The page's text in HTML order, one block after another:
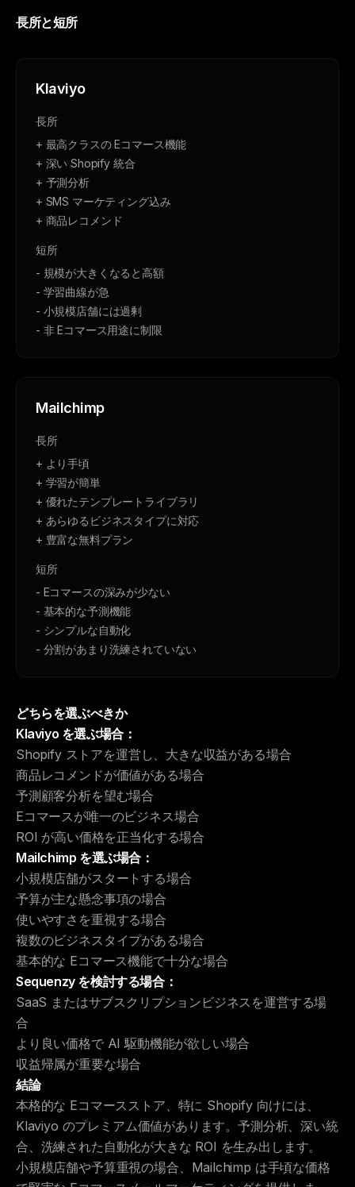
長所と短所
Klaviyo
長所
+ 最高クラスの Eコマース機能
+ 深い Shopify 統合
+ 予測分析
+ SMS マーケティング込み
+ 商品レコメンド
短所
- 規模が大きくなると高額
- 学習曲線が急
- 小規模店舗には過剰
- 非 Eコマース用途に制限
Mailchimp
長所
+ より手頃
+ 学習が簡単
+ 優れたテンプレートライブラリ
+ あらゆるビジネスタイプに対応
+ 豊富な無料プラン
短所
- Eコマースの深みが少ない
- 基本的な予測機能
- シンプルな自動化
- 分割があまり洗練されていない
どちらを選ぶべきか
Klaviyo を選ぶ場合：
Shopify ストアを運営し、大きな収益がある場合
商品レコメンドが価値がある場合
予測顧客分析を望む場合
Eコマースが唯一のビジネス場合
ROI が高い価格を正当化する場合
Mailchimp を選ぶ場合：
小規模店舗がスタートする場合
予算が主な懸念事項の場合
使いやすさを重視する場合
複数のビジネスタイプがある場合
基本的な Eコマース機能で十分な場合
Sequenzy を検討する場合：
SaaS またはサブスクリプションビジネスを運営する場
合
より良い価格で AI 駆動機能が欲しい場合
収益帰属が重要な場合
結論
本格的な Eコマースストア、特に Shopify 向けには、
Klaviyo のプレミアム価値があります。予測分析、深い統
合、洗練された自動化が大きな ROI を生み出します。
小規模店舗や予算重視の場合、Mailchimp は手頃な価格